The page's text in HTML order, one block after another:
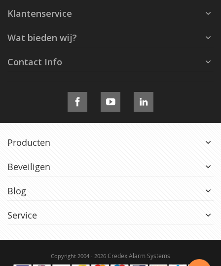
Klantenservice
Wat bieden wij?
Contact Info
Producten
Beveiligen
Blog
Service
Copyright 2004 - 2026 Credex Alarm Systems